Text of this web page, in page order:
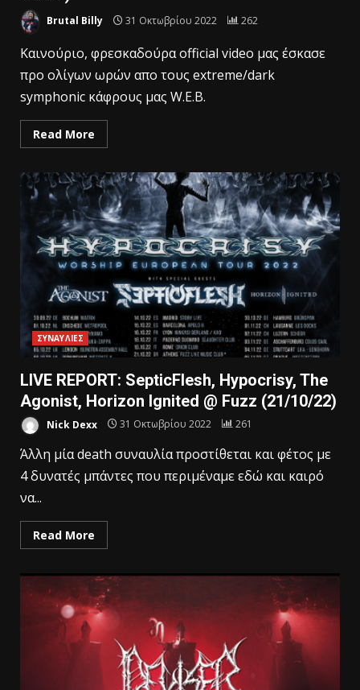
Brutal Billy 31 Οκτωβρίου 2022 262
Kαινούριο, φρεσκαδούρα official video μας έσκασε
προ ολίγων ωρών απο τους extreme/dark
symphonic κάφρους μας W.E.B.
Read More
ΣΥΝΑΥΛΙΕΣ
LIVE REPORT: SepticFlesh, Hypocrisy, The
Agonist, Horizon Ignited @ Fuzz (21/10/22)
Nick Dexx 31 Οκτωβρίου 2022 261
Άλλη μία death συναυλία προστίθεται και φέτος με
4 δυνατές μπάντες που περιμέναμε εδώ και καιρό
να...
Read More